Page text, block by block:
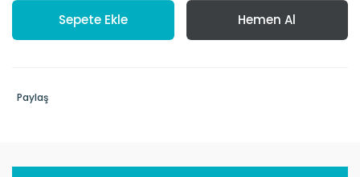
Sepete Ekle Hemen Al
Paylaş